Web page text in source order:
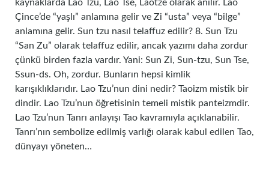
kaynaklarda Lao Tzu, Lao Tse, Laotze olarak anılır. Lao
Çince’de “yaşlı” anlamına gelir ve Zi “usta” veya “bilge”
anlamına gelir. Sun tzu nasıl telaffuz edilir? 8. Sun Tzu
“San Zu” olarak telaffuz edilir, ancak yazımı daha zordur
çünkü birden fazla vardır. Yani: Sun Zi, Sun-tzu, Sun Tse,
Ssun-ds. Oh, zordur. Bunların hepsi kimlik
karışıklıklarıdır. Lao Tzu’nun dini nedir? Taoizm mistik bir
dindir. Lao Tzu’nun öğretisinin temeli mistik panteizmdir.
Lao Tzu’nun Tanrı anlayışı Tao kavramıyla açıklanabilir.
Tanrı’nın sembolize edilmiş varlığı olarak kabul edilen Tao,
dünyayı yöneten…